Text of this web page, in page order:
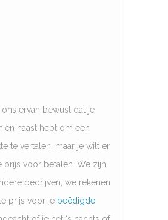
ervan bewust dat je
haast hebt om een
te vertalen, maar je wilt er
prijs voor betalen. We zijn
bedrijven, we rekenen
prijs voor je beëdigde